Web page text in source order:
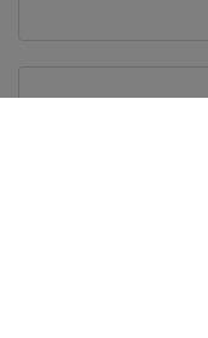
Total